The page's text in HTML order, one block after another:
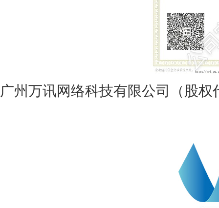
广州万讯网络科技有限公司（股权